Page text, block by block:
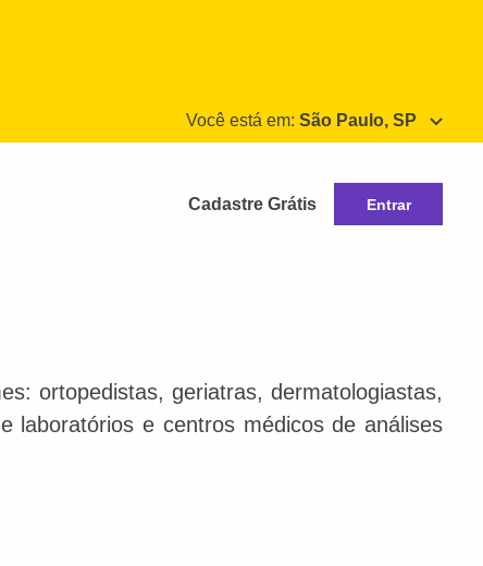
Você está em: São Paulo, SP
Cadastre Grátis Entrar
ortopedistas, geriatras, dermatologiastas,
laboratórios e centros médicos de análises